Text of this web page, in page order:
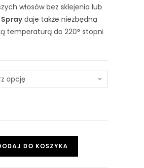
włosów bez sklejenia lub
daje także niezbędną
temperaturą do 220° stopni
opcję
DO KOSZYKA